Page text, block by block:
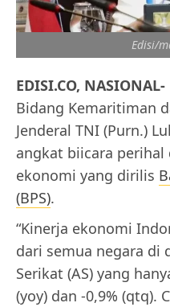
Edisi/
EDISI.CO, NASIONAL-
Bidang Kemaritiman
Jenderal TNI (Purn.)
angkat biicara
ekonomi yang dirilis
(BPS).
“Kinerja ekonomi
dari semua negara di
Serikat (AS) yang
(yoy) dan -0,9% (qtq).